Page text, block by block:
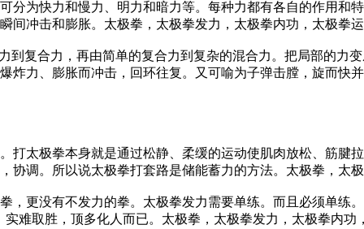
快力和慢力、明力和暗力等。每种力都有各自的作用和
间冲击和膨胀。太极拳，太极拳发力，太极拳内功，太极拳
合力，再由简单的复合力到复杂的混合力。把局部的力
炸力、膨胀而冲击，回环往复。又可喻为子弹击膛，旋而快
极拳本身就是通过松静、柔缓的运动使肌肉放松、筋腱
协调。所以说太极拳打套路是储能蓄力的方法。太极拳，太
没有不发力的拳。太极拳发力需要单练。而且必须单练
难取胜，顶多化人而已。太极拳，太极拳发力，太极拳内功